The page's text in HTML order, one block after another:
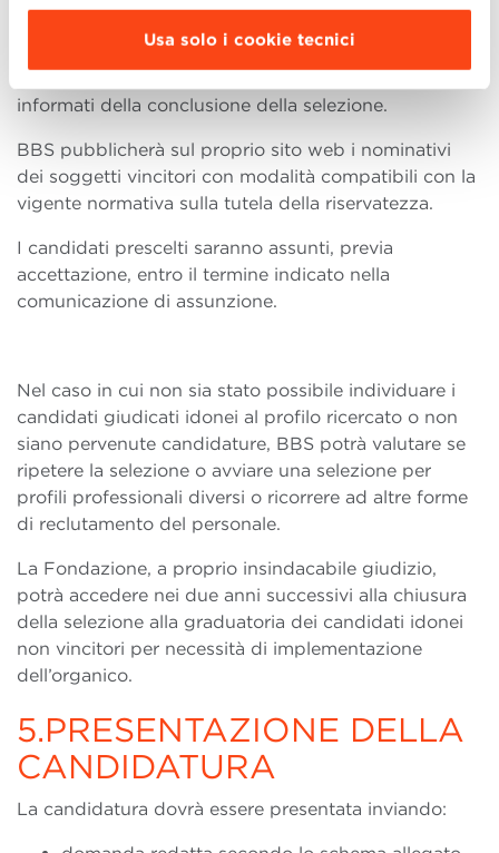
Usa solo i cookie tecnici
vincitore.
Ai vincitori della selezione sarà̀ data comunicazione
informati della conclusione della selezione.
BBS pubblicherà sul proprio sito web i nominativi
dei soggetti vincitori con modalità compatibili con la
vigente normativa sulla tutela della riservatezza.
I candidati prescelti saranno assunti, previa
accettazione, entro il termine indicato nella
comunicazione di assunzione.
Nel caso in cui non sia stato possibile individuare i
candidati giudicati idonei al profilo ricercato o non
siano pervenute candidature, BBS potrà valutare se
ripetere la selezione o avviare una selezione per
profili professionali diversi o ricorrere ad altre forme
di reclutamento del personale.
La Fondazione, a proprio insindacabile giudizio,
potrà accedere nei due anni successivi alla chiusura
della selezione alla graduatoria dei candidati idonei
non vincitori per necessità di implementazione
dell’organico.
5.PRESENTAZIONE DELLA
CANDIDATURA
La candidatura dovrà essere presentata inviando: